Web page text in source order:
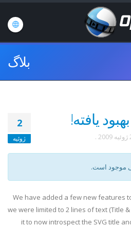
بلاگ
2
ژوئیه
یافته!
.
موجود است.
We have added a few new features
we were limited to 2 lines of text (Title
it to now introspect the SVG title